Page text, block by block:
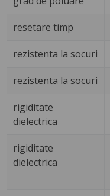
resetare timp
rezistenta la socuri
rezistenta la socuri
rigiditate
dielectrica
rigiditate
dielectrica